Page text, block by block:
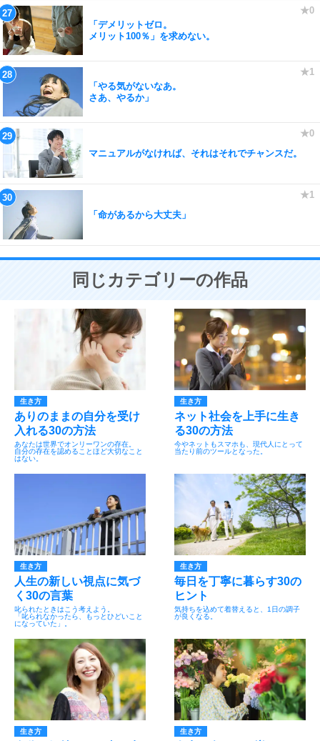
「デメリットゼロ。
メリット100％」を求めない。
「やる気がないなあ。
さあ、やるか」
マニュアルがなければ、それはそれでチャンスだ。
「命があるから大丈夫」
同じカテゴリーの作品
生き方
ありのままの自分を受け
入れる30の方法
あなたは世界でオンリーワンの存在。
自分の存在を認めることほど大切なこと
はない。
生き方
ネット社会を上手に生き
る30の方法
今やネットもスマホも、現代人にとって
当たり前のツールとなった。
生き方
人生の新しい視点に気づ
く30の言葉
叱られたときはこう考えよう。
「叱られなかったら、もっとひどいこと
になっていた」。
生き方
毎日を丁寧に暮らす30の
ヒント
気持ちを込めて着替えると、1日の調子
が良くなる。
生き方 生き方